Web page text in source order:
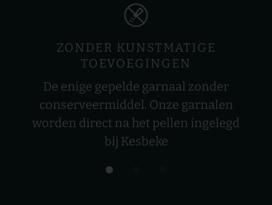
ZONDER KUNSTMATIGE
TOEVOEGINGEN
De enige gepelde garnaal zonder
conserveermiddel. Onze garnalen
worden direct na het pellen ingelegd
bij Kesbeke